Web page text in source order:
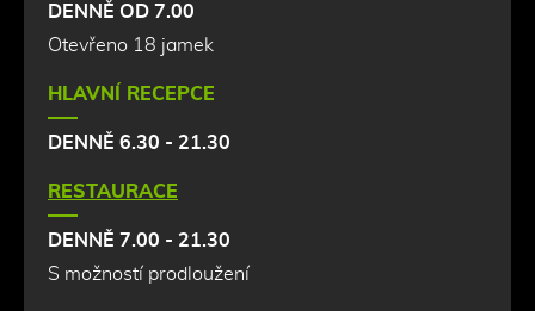
DENNĚ OD 7.00
Otevřeno 18 jamek
HLAVNÍ RECEPCE
DENNĚ 6.30 - 21.30
RESTAURACE
DENNĚ 7.00 - 21.30
S možností prodloužení